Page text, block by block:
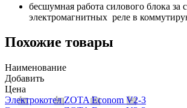
бесшумная работа силового блока за
электромагнитных реле в
Похожие товары
Наименование
Добавить
Цена
Электрокотел ZOTA Econom V2-3